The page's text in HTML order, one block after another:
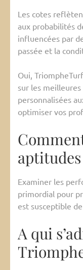
Les cotes
aux probabilités
influencées par
passée et la
Oui,
sur les
personnalisées
optimiser vos
Examiner les
primordial pour
est susceptible
A qui